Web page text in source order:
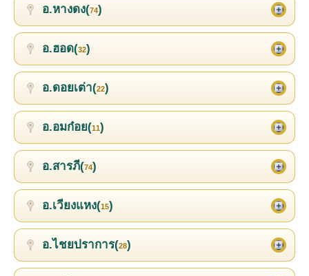
อ.หางดง(74)
อ.ฮอด(32)
อ.ดอยเต่า(22)
อ.อมก๋อย(11)
อ.สารภี(74)
อ.เวียงแหง(15)
อ.ไชยปราการ(28)